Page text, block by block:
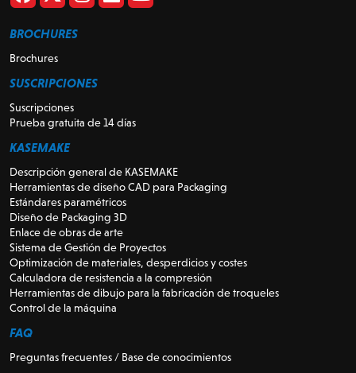
BROCHURES
Brochures
SUSCRIPCIONES
Suscripciones
Prueba gratuita de 14 días
KASEMAKE
Descripción general de KASEMAKE
Herramientas de diseño CAD para Packaging
Estándares paramétricos
Diseño de Packaging 3D
Enlace de obras de arte
Sistema de Gestión de Proyectos
Optimización de materiales, desperdicios y costes
Calculadora de resistencia a la compresión
Herramientas de dibujo para la fabricación de troqueles
Control de la máquina
FAQ
Preguntas frecuentes / Base de conocimientos